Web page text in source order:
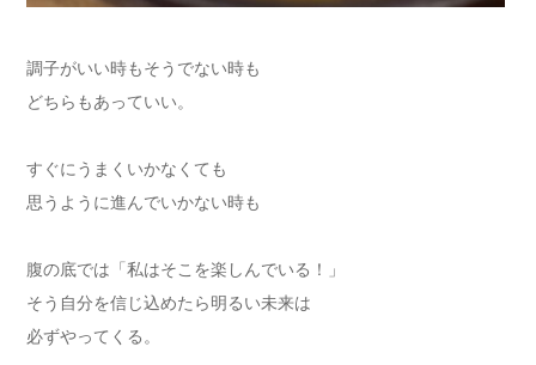
調子がいい時もそうでない時も
どちらもあっていい。
すぐにうまくいかなくても
思うように進んでいかない時も
腹の底では「私はそこを楽しんでいる！」
そう自分を信じ込めたら明るい未来は
必ずやってくる。